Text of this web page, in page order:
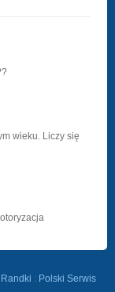
wieku. Liczy się
: Polski Serwis